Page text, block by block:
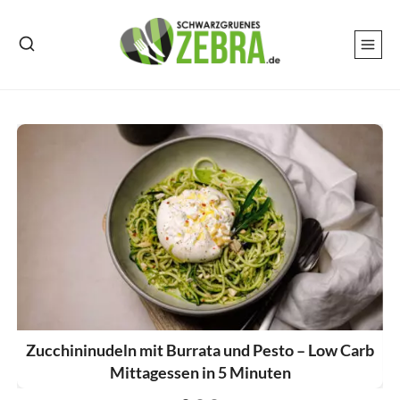
Inhalt
Zucchininudeln mit Burrata und Pesto – Low Carb
Mittagessen in 5 Minuten